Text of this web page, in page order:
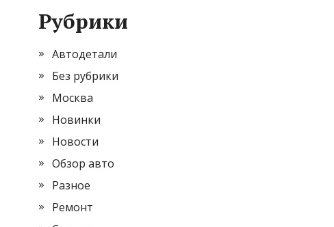
Рубрики
Автодетали
Без рубрики
Москва
Новинки
Новости
Обзор авто
Разное
Ремонт